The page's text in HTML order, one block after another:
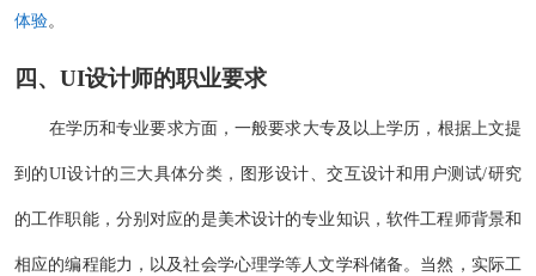
体验。
四、UI设计师的职业要求
在学历和专业要求方面，一般要求大专及以上学历，根据上文提
到的UI设计的三大具体分类，图形设计、交互设计和用户测试/研究
的工作职能，分别对应的是美术设计的专业知识，软件工程师背景和
相应的编程能力，以及社会学心理学等人文学科储备。当然，实际工